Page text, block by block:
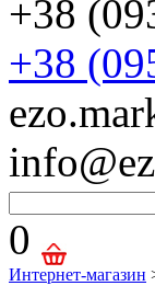
+38
+38
0
Интернет-магазин